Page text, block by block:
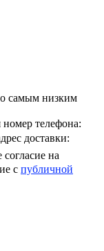
телефона:
доставки:
на
с публичной